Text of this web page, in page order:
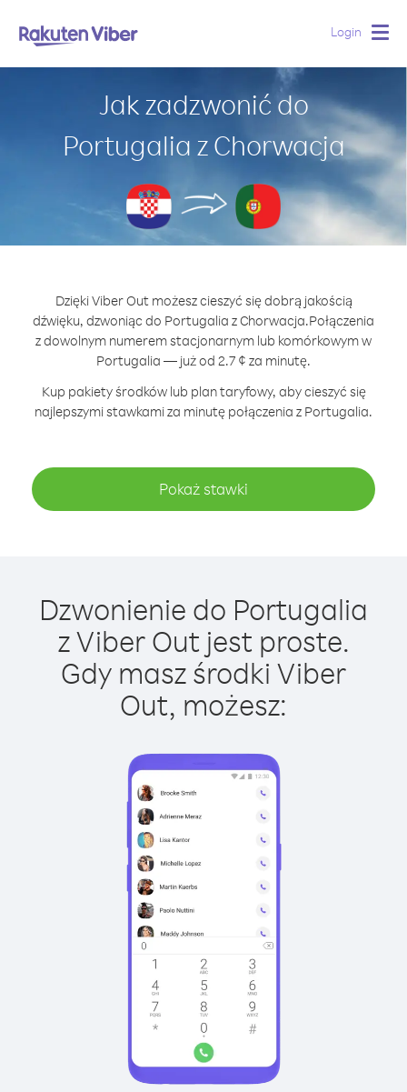
Login
Jak zadzwonić do
Portugalia z Chorwacja
Dzięki Viber Out możesz cieszyć się dobrą jakością
dźwięku, dzwoniąc do Portugalia z Chorwacja.Połączenia
z dowolnym numerem stacjonarnym lub komórkowym w
Portugalia — już od 2.7 ¢ za minutę.
Kup pakiety środków lub plan taryfowy, aby cieszyć się
najlepszymi stawkami za minutę połączenia z Portugalia.
Pokaż stawki
Dzwonienie do Portugalia
z Viber Out jest proste.
Gdy masz środki Viber
Out, możesz: